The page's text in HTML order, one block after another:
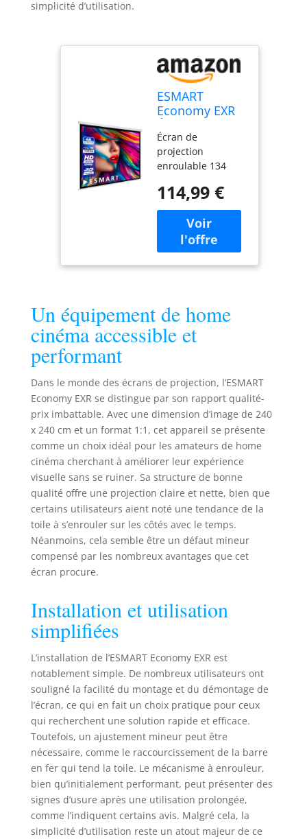
simplicité d’utilisation.
ESMART
Economy EXR
257 cm (240 x
240 cm 1:1)
Tissu: Blanc
Écran de
projection
enroulable 134
ESMART Economy
EXR avec une zone
de projection de
240 × 240 cm
(diagonale de 134
pouces), idéal pour
l'école et le
bureau. Store à
enrouleur manuel
rétracté en
douceur en tirant
la poignée vers le
bas (commande de
rétraction lente)
Qualité d'image
parfaite avec un
large angle de
vision – la toile
mate-diffuse
ESMART
PerfectWhite 1
offre un gain de
lumineuse et
LED et DLP. Boîtier
stable – boîtier
métallique
compact, robuste
et durable,
montage mural ou
au plafond facile
Masquage noir
pour un contraste
optimal – le
masquage complet
et un dos noir
opaque
114,99 €
Un équipement de home
cinéma accessible et
performant
Dans le monde des écrans de projection, l’ESMART
Economy EXR se distingue par son rapport qualité-
prix imbattable. Avec une dimension d’image de 240
x 240 cm et un format 1:1, cet appareil se présente
comme un choix idéal pour les amateurs de home
cinéma cherchant à améliorer leur expérience
visuelle sans se ruiner. Sa structure de bonne
qualité offre une projection claire et nette, bien que
certains utilisateurs aient noté une tendance de la
toile à s’enrouler sur les côtés avec le temps.
Néanmoins, cela semble être un défaut mineur
compensé par les nombreux avantages que cet
écran procure.
Installation et utilisation
simplifiées
L’installation de l’ESMART Economy EXR est
notablement simple. De nombreux utilisateurs ont
souligné la facilité du montage et du démontage de
l’écran, ce qui en fait un choix pratique pour ceux
qui recherchent une solution rapide et efficace.
Toutefois, un ajustement mineur peut être
nécessaire, comme le raccourcissement de la barre
en fer qui tend la toile. Le mécanisme à enrouleur,
bien qu’initialement performant, peut présenter des
signes d’usure après une utilisation prolongée,
comme l’indiquent certains avis. Malgré cela, la
simplicité d’utilisation reste un atout majeur de ce